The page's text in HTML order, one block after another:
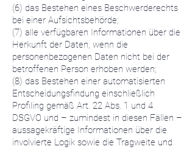
(6) das Bestehen eines Beschwerderechts
bei einer Aufsichtsbehörde;
(7) alle verfügbaren Informationen über die
Herkunft der Daten, wenn die
personenbezogenen Daten nicht bei der
betroffenen Person erhoben werden;
(8) das Bestehen einer automatisierten
Entscheidungsfindung einschließlich
Profiling gemäß Art. 22 Abs. 1 und 4
DSGVO und – zumindest in diesen Fällen –
aussagekräftige Informationen über die
involvierte Logik sowie die Tragweite und